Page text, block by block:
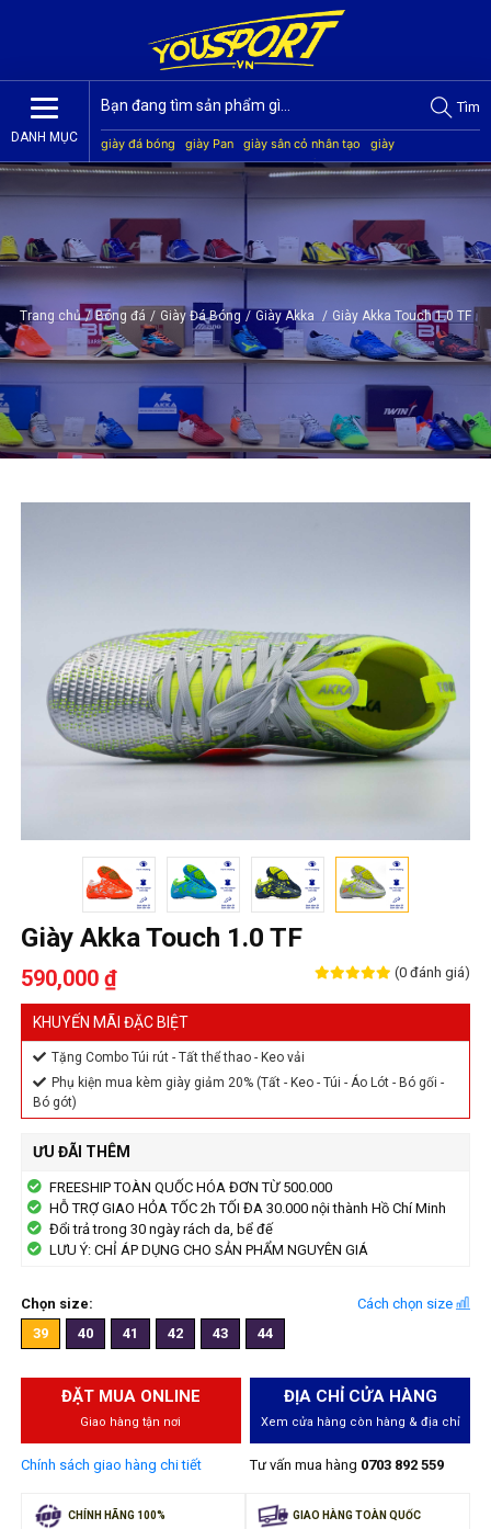
DANH MỤC
Tìm
giày đá bóng giày Pan giày sân cỏ nhân tạo
giày
Jogarbola
giày Mitre giày Akka quần áo bóng đá
giày
Trang chủ / Bóng đá / Giày Đá Bóng / Giày Akka / Giày Akka Touch 1.0 TF
Giày Akka Touch 1.0 TF
590,000 ₫ (0 đánh giá)
KHUYẾN MÃI ĐẶC BIỆT
Tặng Combo Túi rút - Tất thể thao - Keo vải
Phụ kiện mua kèm giày giảm 20% (Tất - Keo - Túi - Áo Lót - Bó gối -
Bó gót)
ƯU ĐÃI THÊM
FREESHIP TOÀN QUỐC HÓA ĐƠN TỪ 500.000
HỖ TRỢ GIAO HỎA TỐC 2h TỐI ĐA 30.000 nội thành Hồ Chí Minh
Đổi trả trong 30 ngày rách da, bể đế
LƯU Ý: CHỈ ÁP DỤNG CHO SẢN PHẨM NGUYÊN GIÁ
Chọn size:
Cách chọn size
39
40 41 42 43 44
ĐẶT MUA ONLINE
Giao hàng tận nơi
Chính sách giao hàng chi tiết
ĐỊA CHỈ CỬA HÀNG
Xem cửa hàng còn hàng & địa chỉ
Tư vấn mua hàng 0703 892 559
CHÍNH HÃNG 100% GIAO HÀNG TOÀN QUỐC